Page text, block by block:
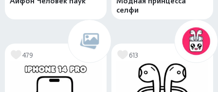
селфи
479 613